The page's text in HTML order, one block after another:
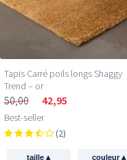
Tapis Carré poils longs Shaggy
Trend – or
50,00 42,95
Best-seller
(2)
taille▴ couleur▴